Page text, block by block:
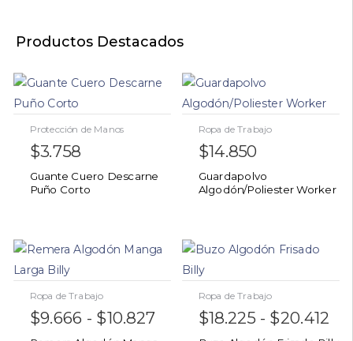
Productos Destacados
Protección de Manos
$3.758
Guante Cuero Descarne
Puño Corto
Ropa de Trabajo
$14.850
Guardapolvo
Algodón/Poliester Worker
Ropa de Trabajo
$9.666 - $10.827
Ropa de Trabajo
$18.225 - $20.412